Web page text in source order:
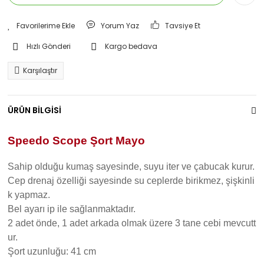
Yorum Yaz Tavsiye Et
Hızlı Gönderi Kargo bedava
Karşılaştır
ÜRÜN BİLGİSİ
Speedo Scope Şort Mayo
Sahip olduğu kumaş sayesinde, suyu iter ve çabucak kurur.
Cep drenaj özelliği sayesinde su ceplerde birikmez, şişkinli
k yapmaz.
Bel ayarı ip ile sağlanmaktadır.
2 adet önde, 1 adet arkada olmak üzere 3 tane cebi mevcutt
ur.
Şort uzunluğu: 41 cm